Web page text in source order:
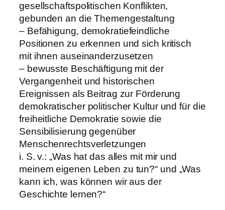
gesellschaftspolitischen Konflikten,
gebunden an die Themengestaltung
– Befähigung, demokratiefeindliche
Positionen zu erkennen und sich kritisch
mit ihnen auseinanderzusetzen
– bewusste Beschäftigung mit der
Vergangenheit und historischen
Ereignissen als Beitrag zur Förderung
demokratischer politischer Kultur und für die
freiheitliche Demokratie sowie die
Sensibilisierung gegenüber
Menschenrechtsverletzungen
i. S. v.: „Was hat das alles mit mir und
meinem eigenen Leben zu tun?“ und „Was
kann ich, was können wir aus der
Geschichte lernen?“